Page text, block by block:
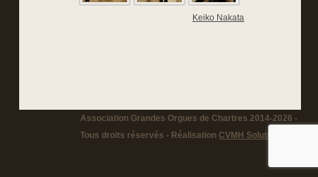
Keiko Nakata
Association Grandes Orgues de Chartres 2014-2026 -
Tous droits réservés - Réalisation CVMH Solutions